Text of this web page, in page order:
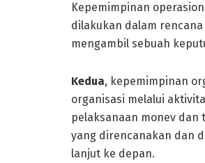
Kepemimpinan
dilakukan dalam
mengambil sebuah
Kedua, kepemimpinan
organisasi melalui
pelaksanaan monev dan
yang direncanakan dan
lanjut ke depan.